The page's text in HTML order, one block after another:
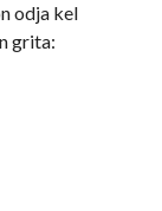
odja kel
grita: